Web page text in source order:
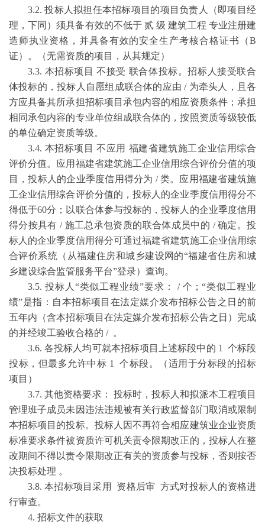
3.2. 投标人拟担任本招标项目的项目负责人（即项目经
理，下同）须具备有效的不低于 贰 级 建筑工程 专业注册建
造师执业资格，并具备有效的安全生产考核合格证书（B
证）。（无需资质的项目，从其规定）
3.3. 本招标项目 不接受 联合体投标。招标人接受联合
体投标的，投标人自愿组成联合体的应由 / 为牵头人，且各
方应具备其所承担招标项目承包内容的相应资质条件；承担
相同承包内容的专业单位组成联合体的，按照资质等级较低
的单位确定资质等级。
3.4. 本招标项目 不应用 福建省建筑施工企业信用综合
评价分值。应用福建省建筑施工企业信用综合评价分值的项
目，投标人的企业季度信用得分为 / 类。应用福建省建筑施
工企业信用综合评价分值的，投标人的企业季度信用得分不
得低于60分；以联合体参与投标的，投标人的企业季度信用
得分按具有 / 施工总承包资质的联合体成员中的 / 确定。投
标人的企业季度信用得分可通过福建省建筑施工企业信用综
合评价系统（从福建住房和城乡建设网的“福建省住房和城
乡建设综合监管服务平台”登录）查询。
3.5. 投标人“类似工程业绩”要求： / 个；“类似工程业
绩”是指：自本招标项目在法定媒介发布招标公告之日的前
五年内（含本招标项目在法定媒介发布招标公告之日）完成
的并经竣工验收合格的 / 。
3.6. 各投标人均可就本招标项目上述标段中的 1 个标段
投标，但最多允许中标 1 个标段。（适用于分标段的招标
项目）
3.7. 其他资格要求： 投标时，投标人和拟派本工程项目
管理班子成员未因违法违规被有关行政监督部门取消或限制
本招标项目的投标。投标人因不再符合相应建筑业企业资质
标准要求条件被资质许可机关责令限期改正的，投标人在整
改期间不得以责令限期改正有关的资质参与投标，否则按否
决投标处理 。
3.8. 本招标项目采用 资格后审 方式对投标人的资格进
行审查。
4. 招标文件的获取